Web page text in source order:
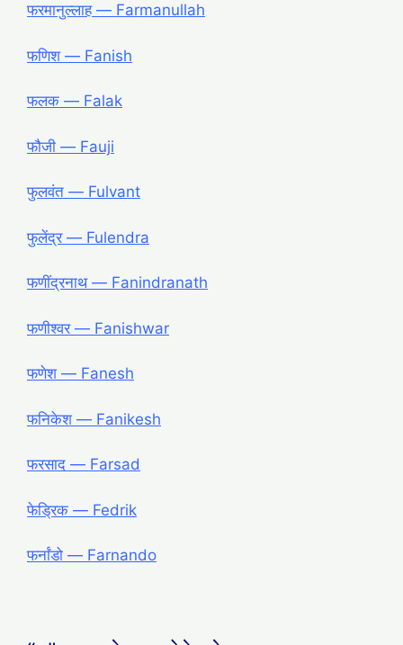
फरमानुल्लाह ― Farmanullah
फणिश ― Fanish
फलक ― Falak
फौजी ― Fauji
फुलवंत ― Fulvant
फुलेंद्र ― Fulendra
फणींद्रनाथ ― Fanindranath
फणीश्वर ― Fanishwar
फणेश ― Fanesh
फनिकेश ― Fanikesh
फरसाद ― Farsad
फेड्रिक ― Fedrik
फर्नांडो ― Farnando